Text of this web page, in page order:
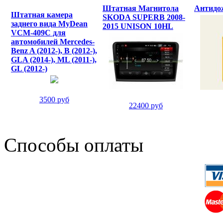
Штатная камера
заднего вида MyDean
VCM-409C для
автомобилей Mercedes-
Benz A (2012-), B (2012-),
GLA (2014-), ML (2011-),
GL (2012-)
3500 руб
Штатная Магнитола
SKODA SUPERB 2008-
2015 UNISON 10HL
22400 руб
Способы оплаты